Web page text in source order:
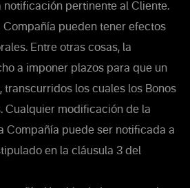
notificación pertinente al Cliente.
Compañía pueden tener efectos
Entre otras cosas, la
a imponer plazos para que un
transcurridos los cuales los Bonos
Cualquier modificación de la
Compañía puede ser notificada a
en la cláusula 3 del